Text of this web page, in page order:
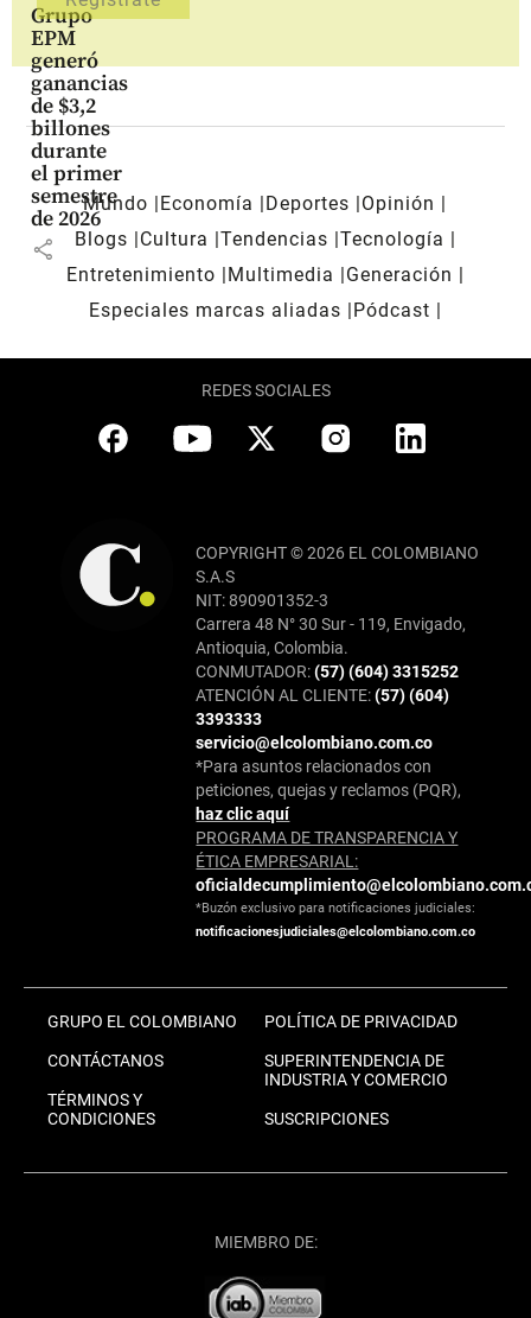
Grupo
EPM
generó
ganancias
de $3,2
billones
durante
el primer
semestre
de 2026
share
Mundo Economía Deportes
Opinión
Blogs
Cultura Tendencias Tecnología
Entretenimiento
Multimedia
Generación
Especiales marcas aliadas
Pódcast
REDES SOCIALES
COPYRIGHT © 2026 EL COLOMBIANO
S.A.S
NIT: 890901352-3
Carrera 48 N° 30 Sur - 119, Envigado,
Antioquia, Colombia.
CONMUTADOR:(57) (604) 3315252
ATENCIÓN AL CLIENTE:(57) (604)
3393333
servicio@elcolombiano.com.co
*Para asuntos relacionados con
peticiones, quejas y reclamos (PQR),
haz clic aquí
PROGRAMA DE TRANSPARENCIA Y
ÉTICA EMPRESARIAL:
*Buzón exclusivo para notificaciones judiciales:
notificacionesjudiciales@elcolombiano.com.co
GRUPO EL COLOMBIANO
CONTÁCTANOS
TÉRMINOS Y
CONDICIONES
POLÍTICA DE PRIVACIDAD
SUPERINTENDENCIA DE
INDUSTRIA Y COMERCIO
SUSCRIPCIONES
MIEMBRO DE: